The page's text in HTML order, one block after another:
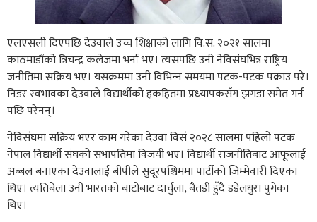
एलएसली दिएपछि देउवाले उच्च शिक्षाको लागि वि.स‌‍. २०२१ सालमा
काठमाडौंको त्रिचन्द्र कलेजमा भर्ना भए। त्यसपछि उनी नेविसंघभित्र राष्ट्रिय
जनीतिमा सक्रिय भए। यसक्रममा उनी विभिन्‍न समयमा पटक-पटक पक्राउ परे।
निडर स्वभावका देउवाले विद्यार्थीको हकहितमा प्रध्‍यापकसँग झगडा समेत गर्न
पछि परेनन्।
नेविसंघमा सक्रिय भएर काम गरेका देउवा विसं २०२८ सालमा पहिलो पटक
नेपाल विद्यार्थी संघको सभापतिमा विजयी भए। विद्यार्थी राजनीतिबाट आफूलाई
अब्बल बनाएका देउवालाई बीपीले सुदूरपश्चिममा पार्टीको जिम्‍मेवारी दिएका
थिए। त्यतिबेला उनी भारतको बाटोबाट दार्चुला, बैतडी हुँदै डडेलधुरा पुगेका
थिए।